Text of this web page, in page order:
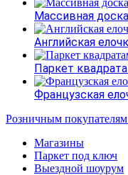
Массивная доска
Английская
Паркет
Французская
Розничным покупателям
Магазины
Паркет под ключ
Выездной шоурум